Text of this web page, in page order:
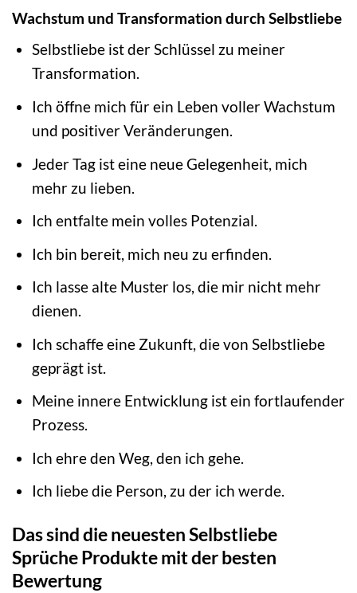
Wachstum und Transformation durch Selbstliebe
Selbstliebe ist der Schlüssel zu meiner
Transformation.
Ich öffne mich für ein Leben voller Wachstum
und positiver Veränderungen.
Jeder Tag ist eine neue Gelegenheit, mich
mehr zu lieben.
Ich entfalte mein volles Potenzial.
Ich bin bereit, mich neu zu erfinden.
Ich lasse alte Muster los, die mir nicht mehr
dienen.
Ich schaffe eine Zukunft, die von Selbstliebe
geprägt ist.
Meine innere Entwicklung ist ein fortlaufender
Prozess.
Ich ehre den Weg, den ich gehe.
Ich liebe die Person, zu der ich werde.
Das sind die neuesten Selbstliebe
Sprüche Produkte mit der besten
Bewertung